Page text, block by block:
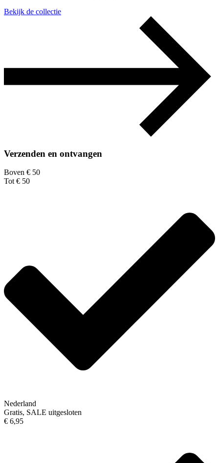
Bekijk de collectie
Verzenden en ontvangen
Boven € 50
Tot € 50
Nederland
Gratis, SALE uitgesloten
€ 6,95